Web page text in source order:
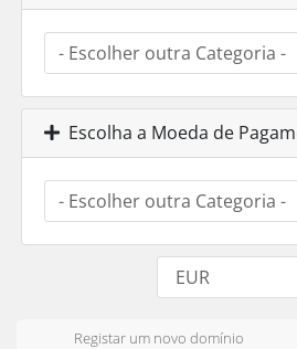
Escolha a Moeda de
Registar um novo domínio